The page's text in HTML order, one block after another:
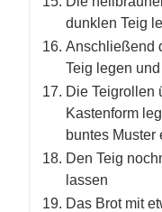
dunklen Teig
Anschließend
Teig legen
Die Teigrollen
Kastenform
buntes Muster
Den Teig
lassen
Das Brot mit